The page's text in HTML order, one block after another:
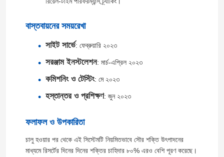
বাস্তবায়নের সময়রেখা
সাইট সার্ভে: ফেব্রুয়ারি ২০২৩
সরঞ্জাম ইনস্টলেশন: মার্চ-এপ্রিল ২০২৩
কমিশনিং ও টেস্টিং: মে ২০২৩
হস্তান্তর ও প্রশিক্ষণ: জুন ২০২৩
ফলাফল ও উপকারিতা
চালু হওয়ার পর থেকে এই সিস্টেমটি নিয়মিতভাবে সৌর শক্তি উৎপাদনের
মাধ্যমে রিসর্টের দিনের দিনের শক্তির চাহিদার ৮০% এরও বেশি পূরণ করেছে।